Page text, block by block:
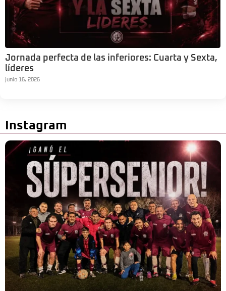
Jornada perfecta de las inferiores: Cuarta y Sexta,
líderes
junio 16, 2026
Instagram